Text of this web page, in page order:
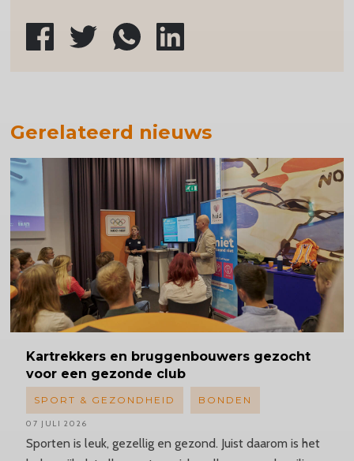
Gerelateerd nieuws
Kartrekkers en bruggenbouwers gezocht
voor een gezonde club
Sporten is leuk, gezellig en gezond. Juist daarom is het
SPORT & GEZONDHEID BONDEN
07 JULI 2026